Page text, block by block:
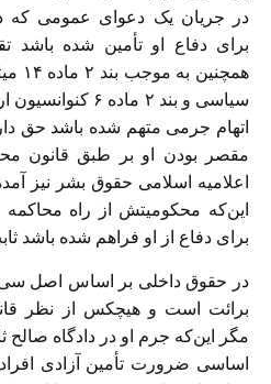
در جریان یک دعوای عمومی که
برای دفاع او تأمین شده باشد
سیاسی و بند ۲
اتهام جرمی متهم شده باشد حق
اعلامیه اسلامی حقوق بشر نیز
این‌که محکومیتش از راه محاکمه
برای دفاع از او فراهم شده باشد
در حقوق داخلی بر اساس اصل
برائت است و هیچکس از نظر
مگر این‌‌که جرم او در دادگاه صالح
اساسی ضرورت تأمین آزادی